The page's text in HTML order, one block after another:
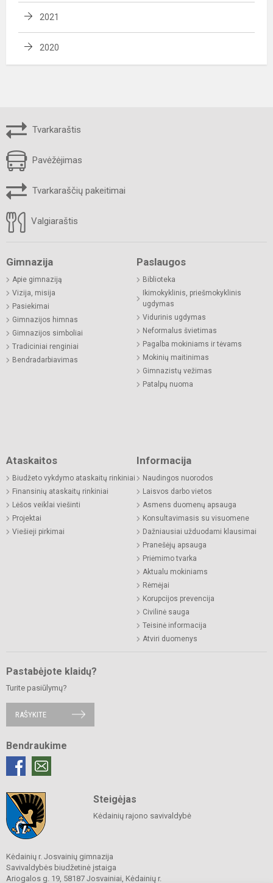
2021
2020
Tvarkaraštis
Pavėžėjimas
Tvarkaraščių pakeitimai
Valgiaraštis
Gimnazija
Apie gimnaziją
Vizija, misija
Pasiekimai
Gimnazijos himnas
Gimnazijos simboliai
Tradiciniai renginiai
Bendradarbiavimas
Paslaugos
Biblioteka
Ikimokyklinis, priešmokyklinis
ugdymas
Vidurinis ugdymas
Neformalus švietimas
Pagalba mokiniams ir tėvams
Mokinių maitinimas
Gimnazistų vežimas
Patalpų nuoma
Ataskaitos
Biudžeto vykdymo ataskaitų rinkiniai
Finansinių ataskaitų rinkiniai
Lėšos veiklai viešinti
Projektai
Viešieji pirkimai
Informacija
Naudingos nuorodos
Laisvos darbo vietos
Asmens duomenų apsauga
Konsultavimasis su visuomene
Dažniausiai užduodami klausimai
Pranešėjų apsauga
Priėmimo tvarka
Aktualu mokiniams
Rėmėjai
Korupcijos prevencija
Civilinė sauga
Teisinė informacija
Atviri duomenys
Pastabėjote klaidų?
Turite pasiūlymų?
RAŠYKITE
Bendraukime
Steigėjas
Kėdainių rajono savivaldybė
Kėdainių r. Josvainių gimnazija
Savivaldybės biudžetinė įstaiga
Ariogalos g. 19, 58187 Josvainiai, Kėdainių r.